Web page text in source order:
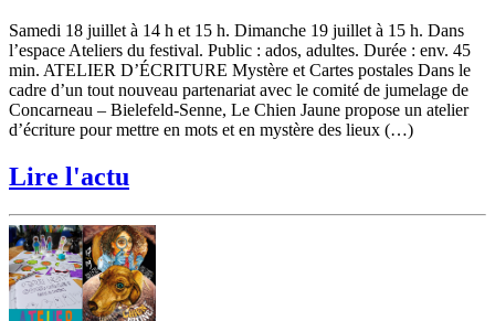
Samedi 18 juillet à 14 h et 15 h. Dimanche 19 juillet à 15 h. Dans
l’espace Ateliers du festival. Public : ados, adultes. Durée : env. 45
min. ATELIER D’ÉCRITURE Mystère et Cartes postales Dans le
cadre d’un tout nouveau partenariat avec le comité de jumelage de
Concarneau – Bielefeld-Senne, Le Chien Jaune propose un atelier
d’écriture pour mettre en mots et en mystère des lieux (…)
Lire l'actu